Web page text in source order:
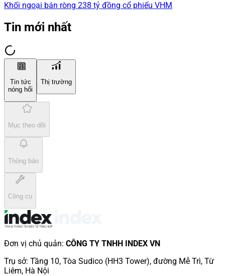
Khối ngoại bán ròng 238 tỷ đồng cổ phiếu VHM
Tin mới nhất
Tin tức
nóng hổi
Thị trường
Mục theo dõi
Thông báo
Công cụ
Đơn vị chủ quản: CÔNG TY TNHH INDEX VN
Trụ sở: Tầng 10, Tòa Sudico (HH3 Tower), đường Mễ Trì, Từ
Liêm, Hà Nội